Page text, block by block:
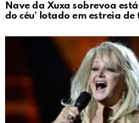
Nave da Xuxa sobrevoa
do céu’ lotado em estreia de